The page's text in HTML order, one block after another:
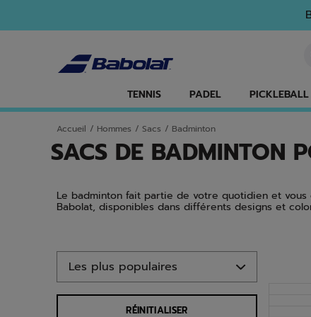
TENNIS PADEL PICKLEBALL
Accueil / Hommes / Sacs / Badminton
SACS DE BADMINTON
Le badminton fait partie de votre quotidien et
Babolat, disponibles dans différents designs et
Aller aux produits
RÉINITIALISER